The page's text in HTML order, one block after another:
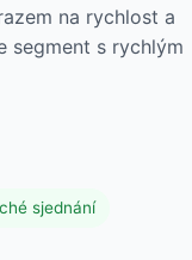
na rychlost a
segment s rychlým
sjednání